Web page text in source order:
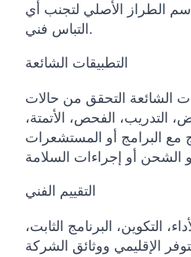
الطراز الأصلي لتجنب أي
التباس فني.
التطبيقات الشائعة
الشائعة التحقق من حالات
التدريب، الفحص، الأتمتة،
مع البرامج أو المستشعرات
التقييم الفني
التكوين، البرنامج الثابت،
الإقليمي ووثائق الشركة